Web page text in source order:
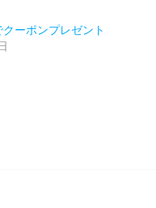
ーポンプレゼント